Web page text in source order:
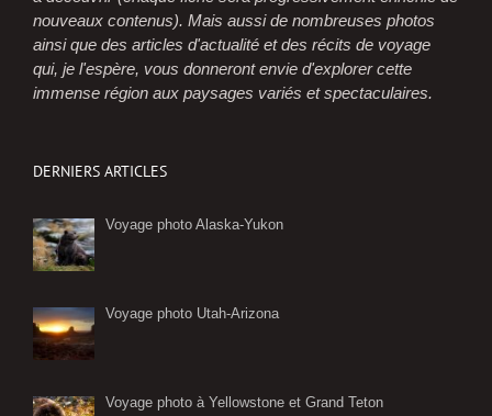
nouveaux contenus). Mais aussi de nombreuses photos
ainsi que des articles d'actualité et des récits de voyage
qui, je l'espère, vous donneront envie d'explorer cette
immense région aux paysages variés et spectaculaires.
DERNIERS ARTICLES
Voyage photo Alaska-Yukon
Voyage photo Utah-Arizona
Voyage photo à Yellowstone et Grand Teton